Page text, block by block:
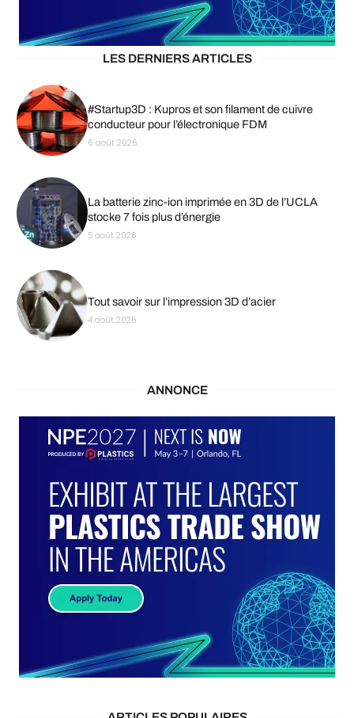
LES DERNIERS ARTICLES
#Startup3D : Kupros et son filament de cuivre
conducteur pour l’électronique FDM
6 août 2026
La batterie zinc-ion imprimée en 3D de l’UCLA
stocke 7 fois plus d’énergie
5 août 2026
Tout savoir sur l’impression 3D d’acier
4 août 2026
ANNONCE